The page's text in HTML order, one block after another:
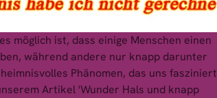
möglich ist, dass einige Menschen einen
während andere nur knapp darunter
Phänomen, das uns fasziniert
Artikel 'Wunder Hals und knapp